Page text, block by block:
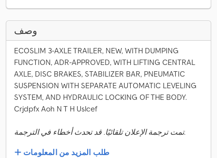
وصف
ECOSLIM 3-AXLE TRAILER, NEW, WITH DUMPING
FUNCTION, ADR-APPROVED, WITH LIFTING CENTRAL
AXLE, DISC BRAKES, STABILIZER BAR, PNEUMATIC
SUSPENSION WITH SEPARATE AUTOMATIC LEVELING
SYSTEM, AND HYDRAULIC LOCKING OF THE BODY.
Crjdpfx Aoh N T H Uslcef
تمت ترجمة الإعلان تلقائيًا. قد تحدث أخطاء في الترجمة.
طلب المزيد من المعلومات